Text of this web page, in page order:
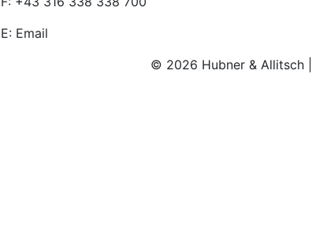
E: Email
© 2026 Hubner & Allitsch |